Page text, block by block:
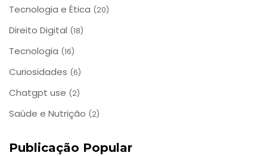
Tecnologia e Ética (20)
Direito Digital (18)
Tecnologia (16)
Curiosidades (6)
Chatgpt use (2)
Saúde e Nutrição (2)
Publicação Popular